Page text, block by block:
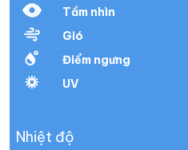
Tầm nhìn
Gió
Điểm ngưng
UV
Nhiệt độ